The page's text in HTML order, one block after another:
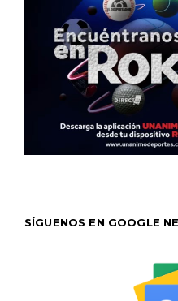
SÍGUENOS EN GOOGLE